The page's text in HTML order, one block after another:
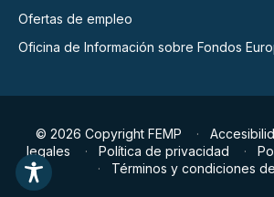
Ofertas de empleo
Oficina de Información sobre Fondos
© 2026 Copyright FEMP
legales
Política de privacidad
Términos y condiciones